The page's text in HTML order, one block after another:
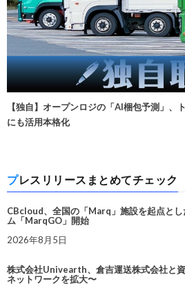
【独自】オープンロジの「AI梱包予測」、
にも活用本格化
プレスリリースまとめてチェック
CBcloud、全国の「Marq」施設を起点と
ム「MarqGO」開始
2026年8月5日
株式会社Univearth、倉吉運送株式会社と
ネットワークを拡大〜